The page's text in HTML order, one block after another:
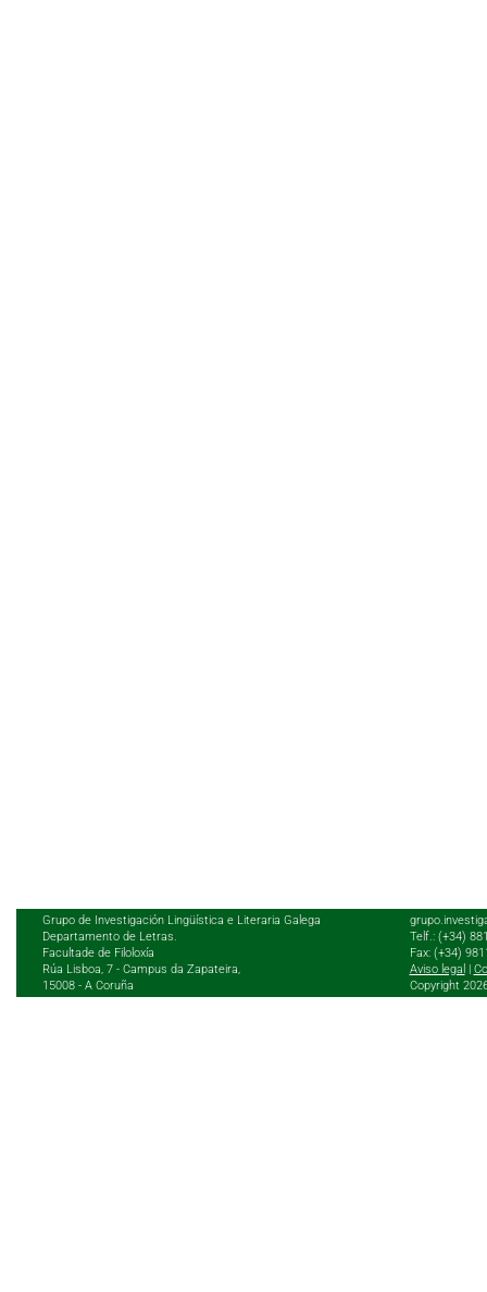
Grupo de Investigación Lingüística e Literaria Galega
Departamento de Letras.
Facultade de Filoloxía
Rúa Lisboa, 7 - Campus da Zapateira,
15008 - A Coruña
Telf.: (+34)
Fax: (+34)
Aviso legal |
Copyright